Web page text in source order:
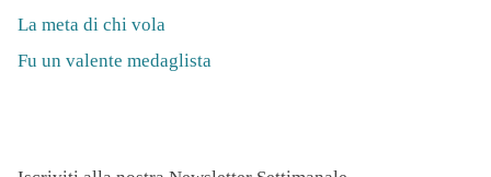
La meta di chi vola
Fu un valente medaglista